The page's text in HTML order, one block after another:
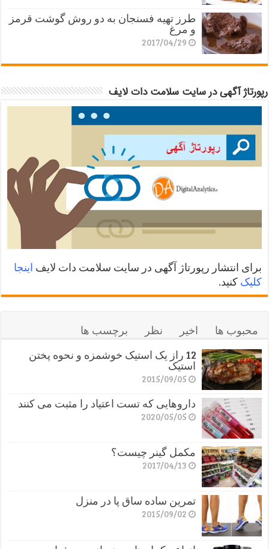
طرز تهیه فسنجان به دو روش گوشت قرمز
و مرغ
2017/04/29
رپورتاژ آگهی در سایت سلامت دات لایف
برای انتشار رپورتاژ آگهی در سایت سلامت دات لایف اینجا
کلیک کنید.
محبوب ها اخیر نظر
برچسب ها
12 راز یک استیک خوشمزه و نحوه پختن
استیک
2015/09/05
داروهایی که تست اعتیاد را مثبت می کنند
2020/05/05
مکمل گینر چیست؟
2017/04/13
تمرین ساده ساق پا در منزل
2015/09/02